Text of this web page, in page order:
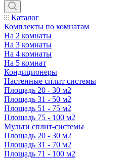
Каталог
Комплекты по комнатам
На 2 комнаты
На 3 комнаты
На 4 комнаты
На 5 комнат
Кондиционеры
Настенные сплит системы
Площадь 20 - 30 м2
Площадь 31 - 50 м2
Площадь 51 - 75 м2
Площадь 75 - 100 м2
Мульти сплит-системы
Площадь 20 - 30 м2
Площадь 31 - 70 м2
Площадь 71 - 100 м2